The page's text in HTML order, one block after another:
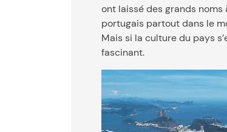
ont laissé des grands noms
portugais partout dans le
Mais si la culture du pays
fascinant.